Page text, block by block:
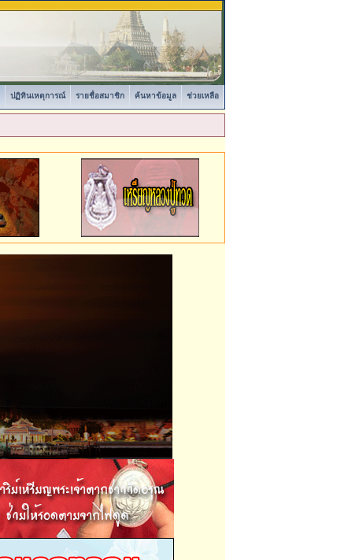
ช่วยเหลือ
ค้นหาข้อมูล
รายชื่อสมาชิก
ปฏิทินเหตุการณ์